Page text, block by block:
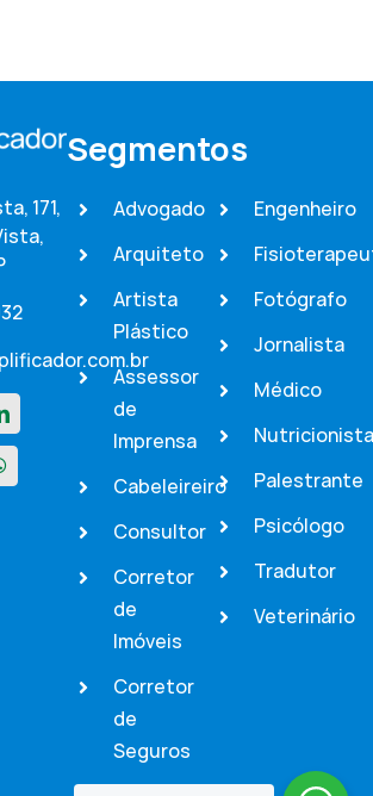
171,
Segmentos
Advogado
Arquiteto
Artista
Plástico
Assessor
de
Imprensa
Cabeleireiro
Consultor
Corretor
de
Imóveis
Corretor
de
Seguros
Engenheiro
Fotógrafo
Jornalista
Médico
Nutricionista
Palestrante
Psicólogo
Tradutor
Veterinário